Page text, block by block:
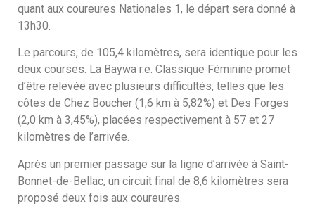
quant aux coureures Nationales 1, le départ sera donné à
13h30.
Le parcours, de 105,4 kilomètres, sera identique pour les
deux courses. La Baywa r.e. Classique Féminine promet
d’être relevée avec plusieurs difficultés, telles que les
côtes de Chez Boucher (1,6 km à 5,82%) et Des Forges
(2,0 km à 3,45%), placées respectivement à 57 et 27
kilomètres de l’arrivée.
Après un premier passage sur la ligne d’arrivée à Saint-
Bonnet-de-Bellac, un circuit final de 8,6 kilomètres sera
proposé deux fois aux coureures.